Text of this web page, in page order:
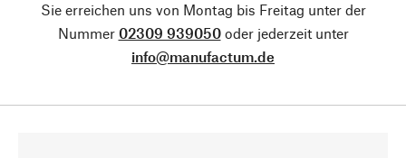
Sie erreichen uns von Montag bis Freitag unter der
Nummer 02309 939050oder jederzeit unter
info@manufactum.de